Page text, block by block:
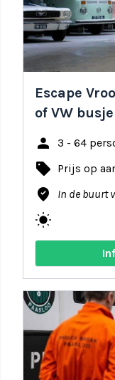
Escape
of VW busje
person 3 - 64
local_offer Prijs op
where_to_vote In de buurt
wb_sunny